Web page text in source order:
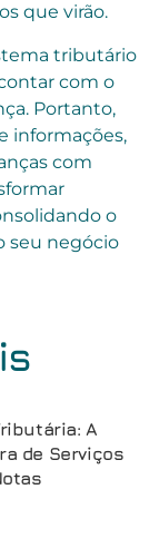
A
de Serviços
que virão.
tributário
com o
Portanto,
informações,
com
o
seu negócio